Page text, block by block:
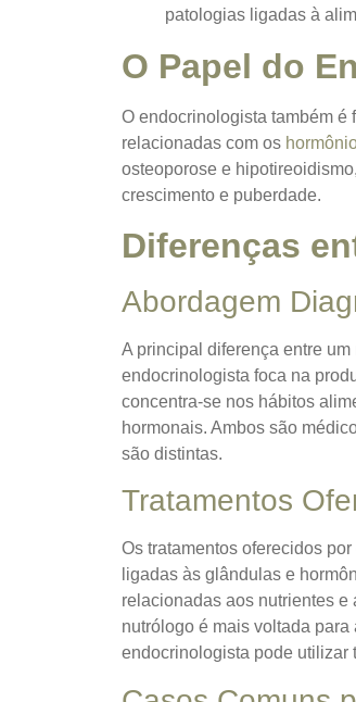
patologias ligadas à
O Papel do
O endocrinologista também é
relacionadas com os
osteoporose e
crescimento e puberdade.
Diferenças
Abordagem
A principal diferença entre
endocrinologista foca na
concentra-se nos hábitos
hormonais. Ambos são
são distintas.
Tratamentos
Os tratamentos oferecidos
ligadas às glândulas e
relacionadas aos nutrientes
nutrólogo é mais voltada
endocrinologista pode utilizar